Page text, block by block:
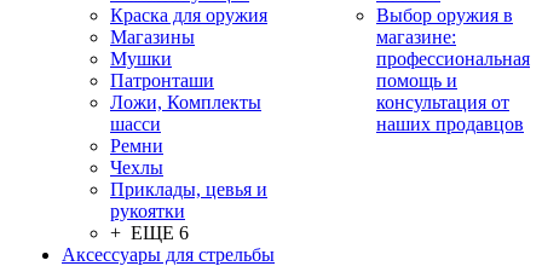
Краска для оружия
Магазины
Мушки
Патронташи
Ложи, Комплекты
шасси
Ремни
Чехлы
Приклады, цевья и
рукоятки
+ ЕЩЕ 6
Аксессуары для стрельбы
Выбор оружия в
магазине:
профессиональная
помощь и
консультация от
наших продавцов